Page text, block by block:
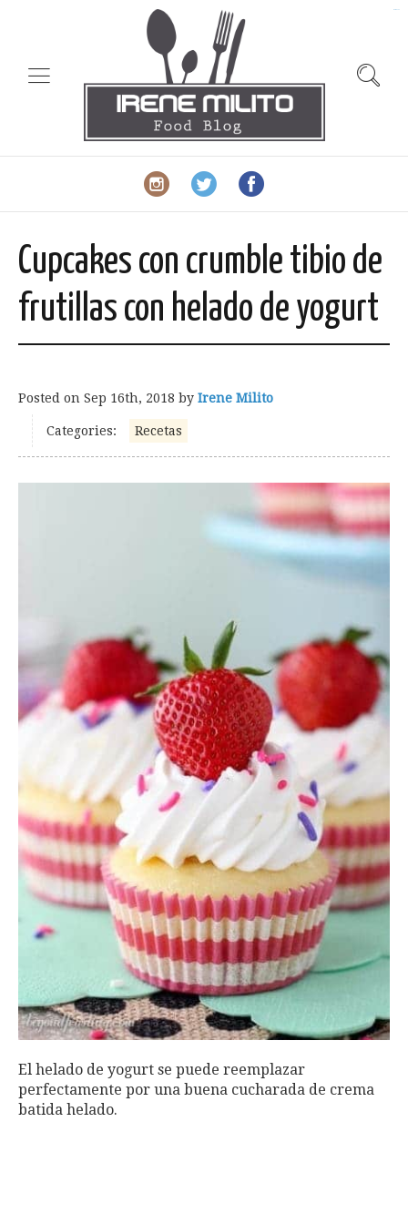
Cupcakes con crumble tibio de
frutillas con helado de yogurt
Posted on Sep 16th, 2018 by Irene Milito
Categories: Recetas
El helado de yogurt se puede reemplazar
perfectamente por una buena cucharada de crema
batida helado.